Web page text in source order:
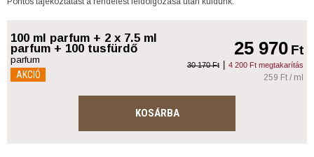
100 ml parfum + 2 x 7.5 ml
parfum + 100 tusfürdő
parfum
AKCIÓ
30 170 Ft | 4 200 Ft megtakarítás
25 970Ft
259 Ft / ml
KOSÁRBA